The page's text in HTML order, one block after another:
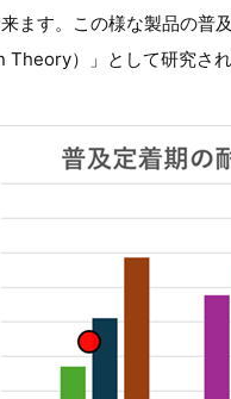
ます。この様な製品の
Theory）」として研究され